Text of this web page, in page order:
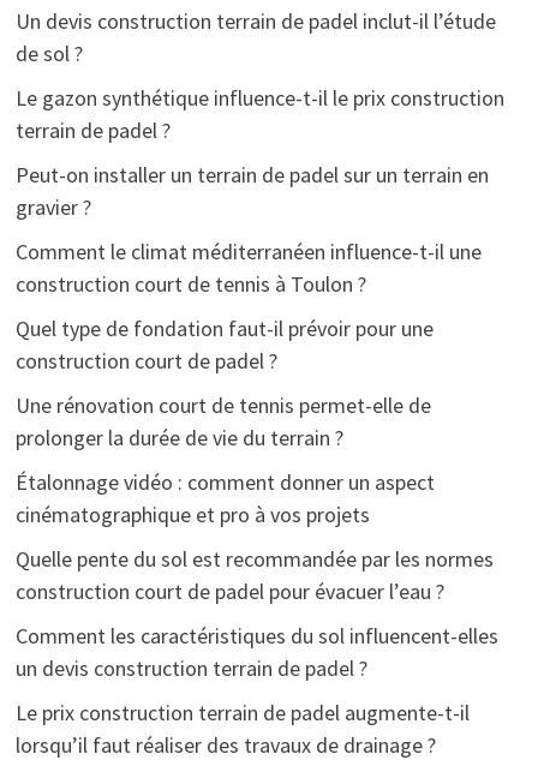
Un devis construction terrain de padel inclut-il l’étude
de sol ?
Le gazon synthétique influence-t-il le prix construction
terrain de padel ?
Peut-on installer un terrain de padel sur un terrain en
gravier ?
Comment le climat méditerranéen influence-t-il une
construction court de tennis à Toulon ?
Quel type de fondation faut-il prévoir pour une
construction court de padel ?
Une rénovation court de tennis permet-elle de
prolonger la durée de vie du terrain ?
Étalonnage vidéo : comment donner un aspect
cinématographique et pro à vos projets
Quelle pente du sol est recommandée par les normes
construction court de padel pour évacuer l’eau ?
Comment les caractéristiques du sol influencent-elles
un devis construction terrain de padel ?
Le prix construction terrain de padel augmente-t-il
lorsqu’il faut réaliser des travaux de drainage ?